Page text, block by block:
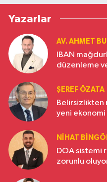
Yazarlar
AV. AHMET
IBAN
düzenleme
ŞEREF ÖZATA
Belirsizlikten
yeni ekonomi
NIHAT
DOA sistemi
zorunlu